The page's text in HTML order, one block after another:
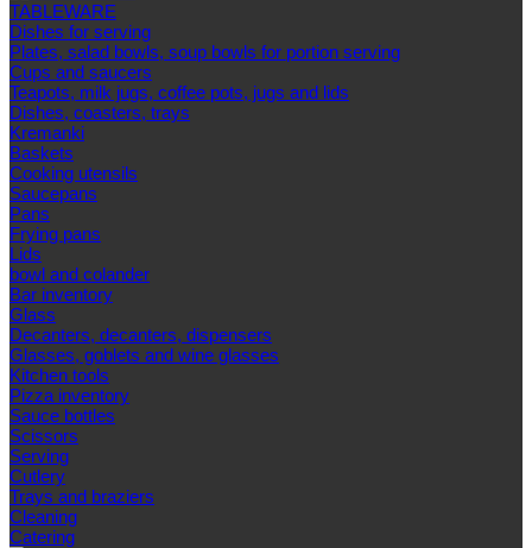
TABLEWARE
Dishes for serving
Plates, salad bowls, soup bowls for portion serving
Cups and saucers
Teapots, milk jugs, coffee pots, jugs and lids
Dishes, coasters, trays
Kremanki
Baskets
Cooking utensils
Saucepans
Pans
Frying pans
Lids
bowl and colander
Bar inventory
Glass
Decanters, decanters, dispensers
Glasses, goblets and wine glasses
Kitchen tools
Pizza inventory
Sauce bottles
Scissors
Serving
Cutlery
Trays and braziers
Сleaning
Catering